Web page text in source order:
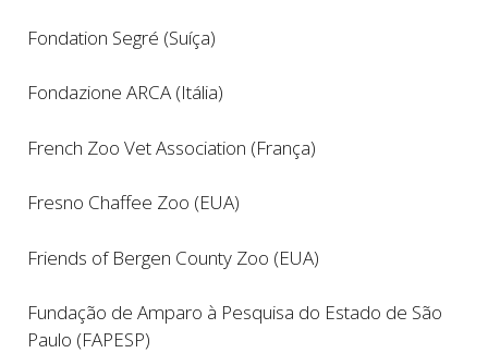
Fondation Segré (Suíça)
Fondazione ARCA (Itália)
French Zoo Vet Association (França)
Fresno Chaffee Zoo (EUA)
Friends of Bergen County Zoo (EUA)
Fundação de Amparo à Pesquisa do Estado de São
Paulo (FAPESP)